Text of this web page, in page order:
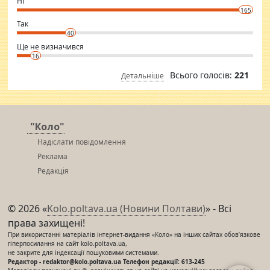
conscious in order to keep yourself fit and regularly go to the health
club.
⇒ sakshimirchandani.com
165
Так
40
Ще не визначився
16
Детальніше Всього голосів: 221
"Коло"
Надіслати повідомлення
Реклама
Редакція
© 2026 «Kolo.poltava.ua (Новини Полтави)» - Всі
права захищені!
При використанні матеріалів інтернет-видання «Коло» на інших сайтах обов’язкове
гіперпосилання на сайт kolo.poltava.ua,
не закрите для індексації пошуковими системами.
Редактор - redaktor@kolo.poltava.ua Телефон редакції: 613-245